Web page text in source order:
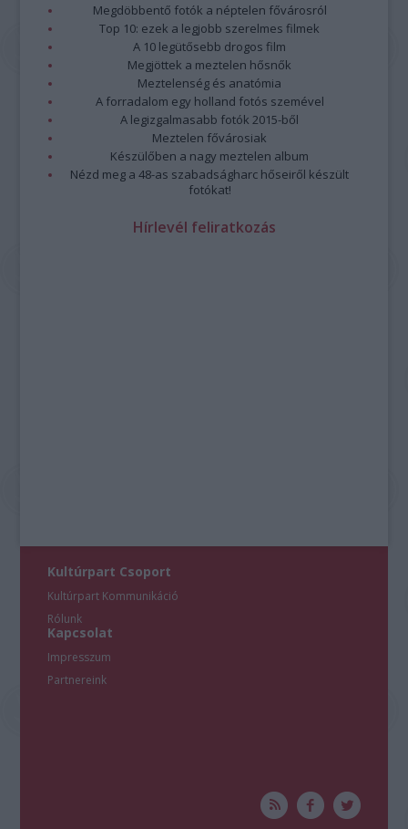
Megdöbbentő fotók a néptelen fővárosról
Top 10: ezek a legjobb szerelmes filmek
A 10 legütősebb drogos film
Megjöttek a meztelen hősnők
Meztelenség és anatómia
A forradalom egy holland fotós szemével
A legizgalmasabb fotók 2015-ből
Meztelen fővárosiak
Készülőben a nagy meztelen album
Nézd meg a 48-as szabadságharc hőseiről készült
fotókat!
Hírlevél feliratkozás
Kultúrpart Csoport
Kultúrpart Kommunikáció
Rólunk
Kapcsolat
Impresszum
Partnereink